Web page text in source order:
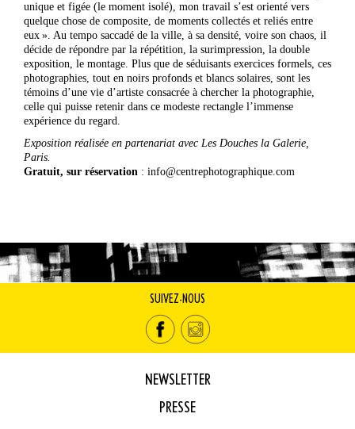
unique et figée (le moment isolé), mon travail s’est orienté vers
quelque chose de composite, de moments collectés et reliés entre
eux ». Au tempo saccadé de la ville, à sa densité, voire son chaos, il
décide de répondre par la répétition, la surimpression, la double
exposition, le montage. Plus que de séduisants exercices formels, ces
photographies, tout en noirs profonds et blancs solaires, sont les
témoins d’une vie d’artiste consacrée à chercher la photographie,
celle qui puisse retenir dans ce modeste rectangle l’immense
expérience du regard.
Exposition réalisée en partenariat avec Les Douches la Galerie,
Paris.
Gratuit, sur réservation : info@centrephotographique.com
SUIVEZ-NOUS
NEWSLETTER
PRESSE